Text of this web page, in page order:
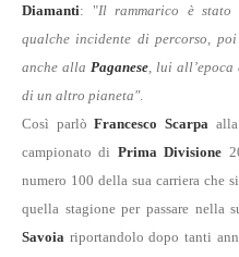
Diamanti: "Il rammarico è stato
qualche incidente di percorso,
anche alla Paganese, lui all’epoca
di un altro pianeta".
Così parlòFrancesco Scarpa
campionato di Prima Divisione
numero 100 della sua carriera che
quella stagione per passare nella
Savoia riportandolo dopo tanti